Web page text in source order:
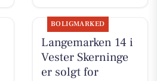
BOLIGMARKED
Langemarken 14 i
Vester Skerninge
er solgt for